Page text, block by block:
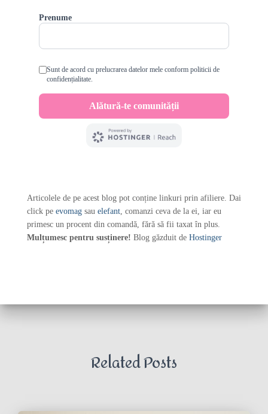
Articolele de pe acest blog pot conține linkuri prin afiliere. Dai
click pe evomag sau elefant, comanzi ceva de la ei, iar eu
primesc un procent din comandă, fără să fii taxat în plus.
Mulțumesc pentru susținere! Blog găzduit de Hostinger
Related Posts